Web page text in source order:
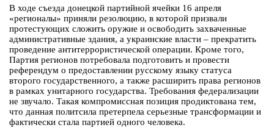
В ходе съезда донецкой партийной ячейки 16 апреля
«регионалы» приняли резолюцию, в которой призвали
протестующих сложить оружие и освободить захваченные
административные здания, а украинские власти – прекратить
проведение антитеррористической операции. Кроме того,
Партия регионов потребовала подготовить и провести
референдум о предоставлении русскому языку статуса
второго государственного, а также расширить права регионов
в рамках унитарного государства. Требования федерализации
не звучало. Такая компромиссная позиция продиктована тем,
что данная политсила претерпела серьезные трансформации и
фактически стала партией одного человека.